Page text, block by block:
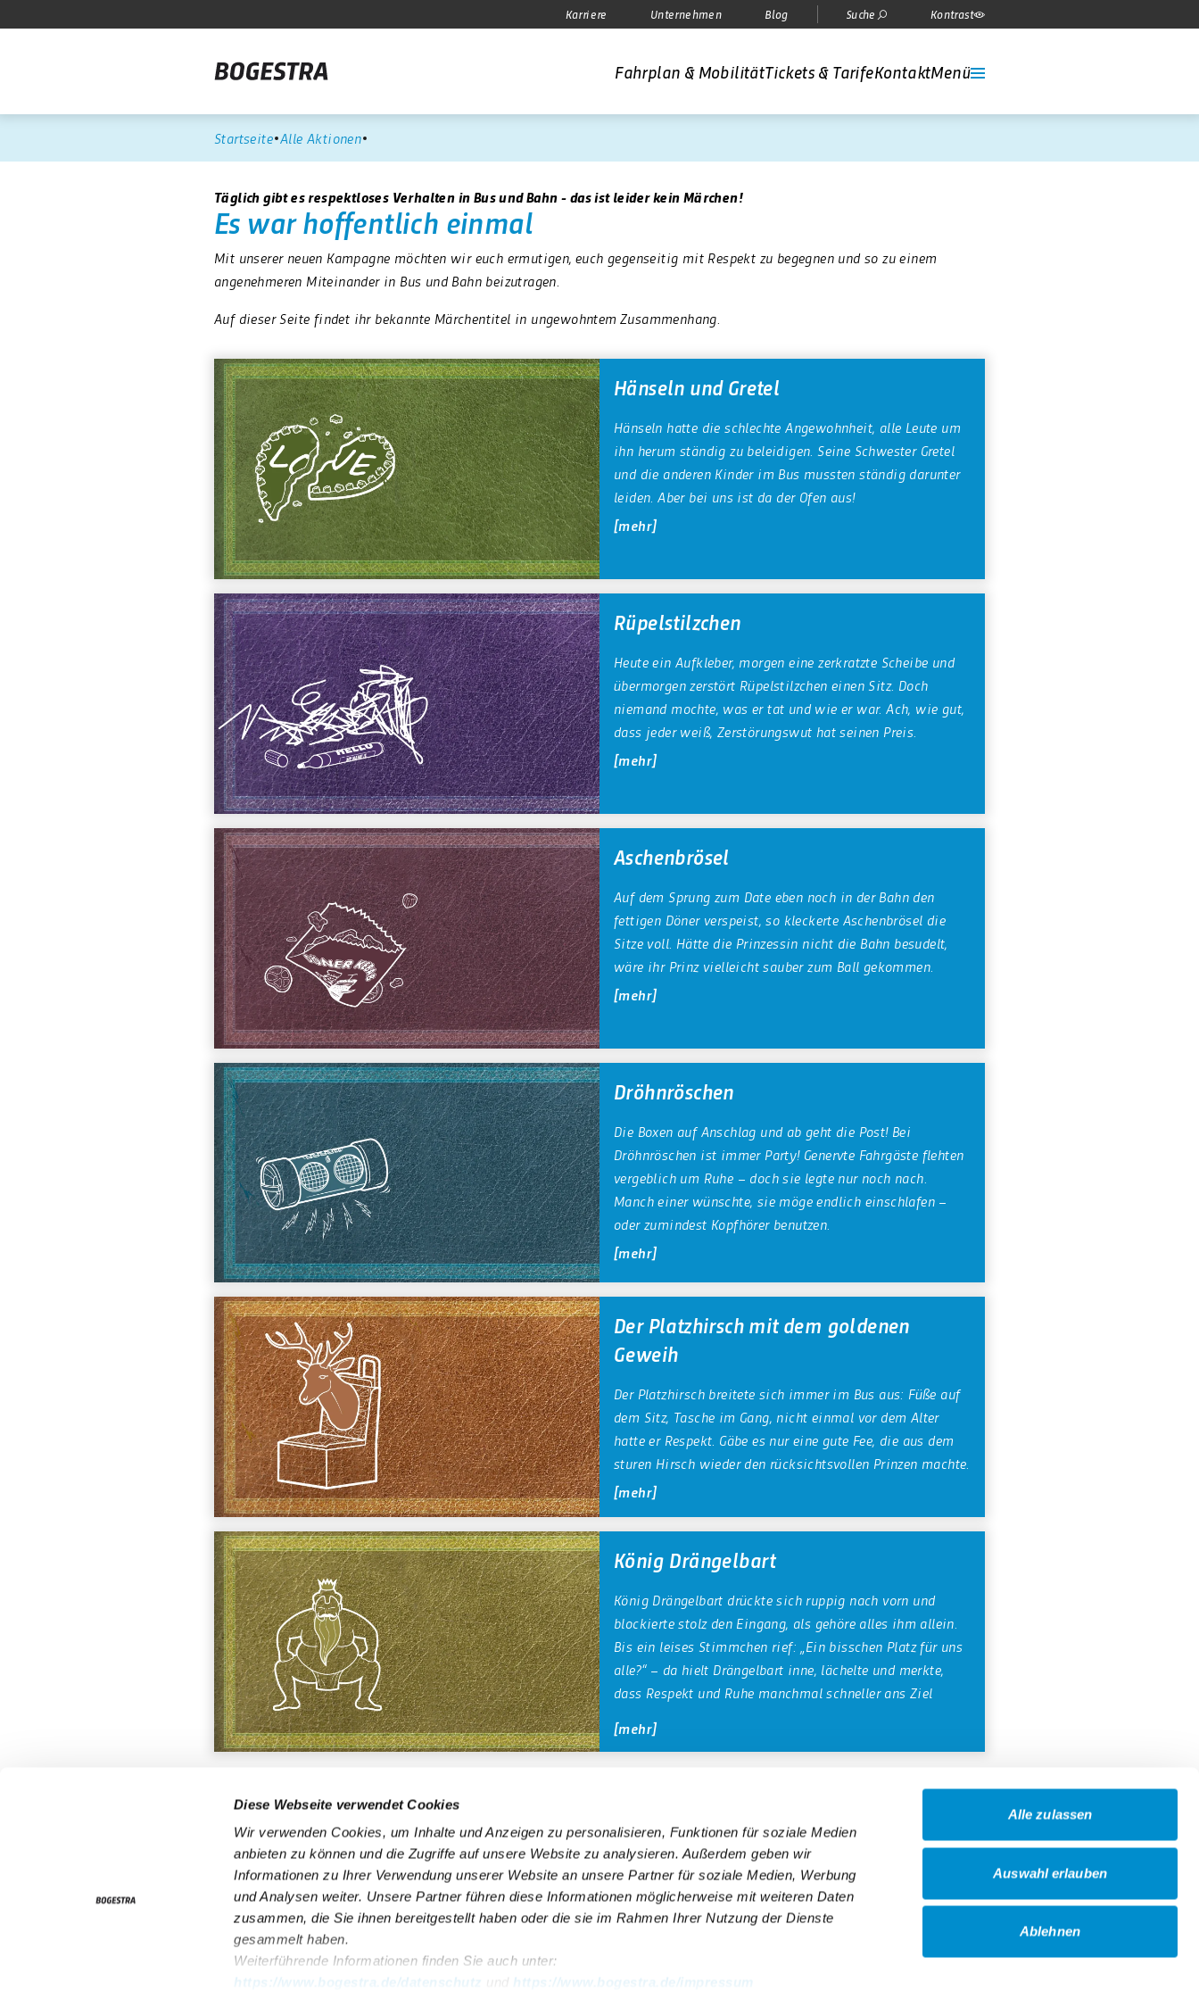
Diese Webseite verwendet Cookies
Wir verwenden Cookies, um Inhalte und Anzeigen zu personalisieren, Funktionen für soziale Medien
anbieten zu können und die Zugriffe auf unsere Website zu analysieren. Außerdem geben wir
Informationen zu Ihrer Verwendung unserer Website an unsere Partner für soziale Medien, Werbung
und Analysen weiter. Unsere Partner führen diese Informationen möglicherweise mit weiteren Daten
zusammen, die Sie ihnen bereitgestellt haben oder die sie im Rahmen Ihrer Nutzung der Dienste
gesammelt haben.
Weiterführende Informationen finden Sie auch unter:
https://www.bogestra.de/datenschutz und https://www.bogestra.de/impressum
Alle zulassen
Auswahl erlauben
Ablehnen
Karriere Unternehmen Blog Suche Kontrast
Fahrplan & MobilitätTickets & TarifeKontaktMenü
Startseite Alle Aktionen
Täglich gibt es respektloses Verhalten in Bus und Bahn - das ist leider kein Märchen!
Es war hoffentlich einmal
Mit unserer neuen Kampagne möchten wir euch ermutigen, euch gegenseitig mit Respekt zu begegnen und so zu einem
angenehmeren Miteinander in Bus und Bahn beizutragen.
Auf dieser Seite findet ihr bekannte Märchentitel in ungewohntem Zusammenhang.
Hänseln und Gretel
Hänseln hatte die schlechte Angewohnheit, alle Leute um
ihn herum ständig zu beleidigen. Seine Schwester Gretel
und die anderen Kinder im Bus mussten ständig darunter
leiden. Aber bei uns ist da der Ofen aus!
mehr
Rüpelstilzchen
Heute ein Aufkleber, morgen eine zerkratzte Scheibe und
übermorgen zerstört Rüpelstilzchen einen Sitz. Doch
niemand mochte, was er tat und wie er war. Ach, wie gut,
dass jeder weiß, Zerstörungswut hat seinen Preis.
mehr
Aschenbrösel
Auf dem Sprung zum Date eben noch in der Bahn den
fettigen Döner verspeist, so kleckerte Aschenbrösel die
Sitze voll. Hätte die Prinzessin nicht die Bahn besudelt,
wäre ihr Prinz vielleicht sauber zum Ball gekommen.
mehr
Dröhnröschen
Die Boxen auf Anschlag und ab geht die Post! Bei
Dröhnröschen ist immer Party! Genervte Fahrgäste flehten
vergeblich um Ruhe – doch sie legte nur noch nach.
Manch einer wünschte, sie möge endlich einschlafen –
oder zumindest Kopfhörer benutzen.
mehr
Der Platzhirsch mit dem goldenen
Geweih
Der Platzhirsch breitete sich immer im Bus aus: Füße auf
dem Sitz, Tasche im Gang, nicht einmal vor dem Alter
hatte er Respekt. Gäbe es nur eine gute Fee, die aus dem
sturen Hirsch wieder den rücksichtsvollen Prinzen machte.
mehr
König Drängelbart
König Drängelbart drückte sich ruppig nach vorn und
blockierte stolz den Eingang, als gehöre alles ihm allein.
Bis ein leises Stimmchen rief: „Ein bisschen Platz für uns
alle?“ – da hielt Drängelbart inne, lächelte und merkte,
dass Respekt und Ruhe manchmal schneller ans Ziel
mehr
ServiceNummer 0800 6 50 40 30 (gebührenfrei aus allen deutschen Netzen)
Fahrplan & Mobilität
Tickets & Tarife
Kontakt
Impressum
VhAG BOGESTRA e.V.
Erklärung Barrierefreiheit